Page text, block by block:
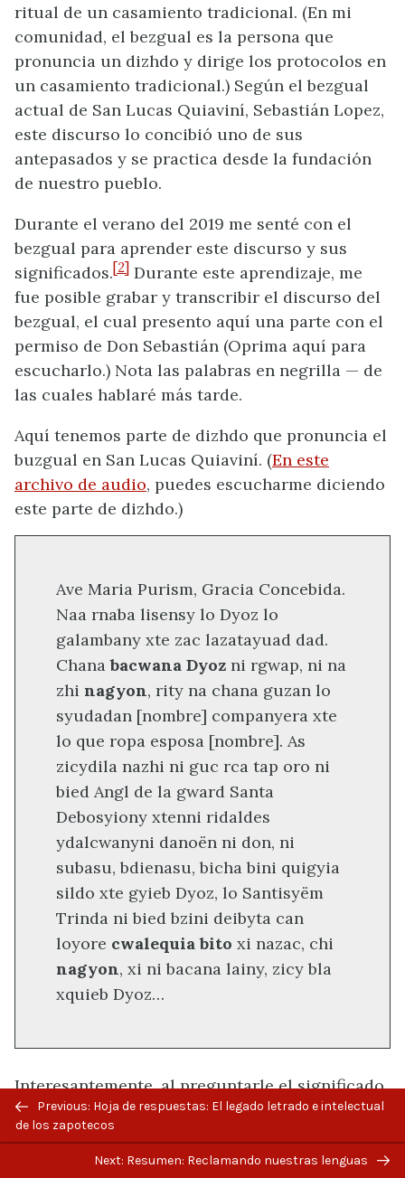
ritual de un casamiento tradicional. (En mi
comunidad, el bezgual es la persona que
pronuncia un dizhdo y dirige los protocolos en
un casamiento tradicional.) Según el bezgual
actual de San Lucas Quiaviní, Sebastián Lopez,
este discurso lo concibió uno de sus
antepasados y se practica desde la fundación
de nuestro pueblo.
Durante el verano del 2019 me senté con el
bezgual para aprender este discurso y sus
significados.[2] Durante este aprendizaje, me
fue posible grabar y transcribir el discurso del
bezgual, el cual presento aquí una parte con el
permiso de Don Sebastián (Oprima aquí para
escucharlo.) Nota las palabras en negrilla — de
las cuales hablaré más tarde.
Aquí tenemos parte de dizhdo que pronuncia el
buzgual en San Lucas Quiaviní. (En este
archivo de audio, puedes escucharme diciendo
este parte de dizhdo.)
Ave Maria Purism, Gracia Concebida.
Naa rnaba lisensy lo Dyoz lo
galambany xte zac lazatayuad dad.
Chanabacwana Dyoz ni rgwap, ni na
zhi nagyon, rity na chana guzan lo
syudadan [nombre] companyera xte
lo que ropa esposa [nombre]. As
zicydila nazhi ni guc rca tap oro ni
bied Angl de la gward Santa
Debosyiony xtenni ridaldes
ydalcwanyni danoën ni don, ni
subasu, bdienasu, bicha bini quigyia
sildo xte gyieb Dyoz, lo Santisyëm
Trinda ni bied bzini deibyta can
loyore cwalequia bito xi nazac, chi
nagyon, xi ni bacana lainy, zicy bla
xquieb Dyoz…
Interesantemente, al preguntarle el significado
de algunas de estas palabras que no entendía
yo, el bezgual me comentó que en realidad no
sabe qué quiere decir todo su discurso. Él lo
Previous: Hoja de respuestas: El legado letrado e intelectual
de los zapotecos
Next: Resumen: Reclamando nuestras lenguas